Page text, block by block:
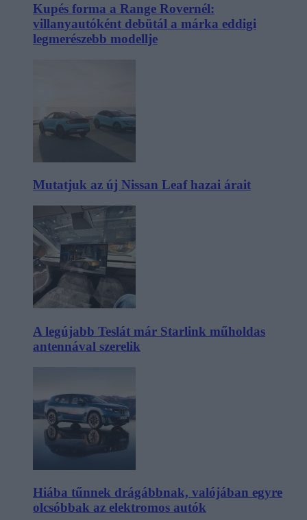
Kupés forma a Range Rovernél:
villanyautóként debütál a márka eddigi
legmerészebb modellje
Mutatjuk az új Nissan Leaf hazai árait
A legújabb Teslát már Starlink műholdas
antennával szerelik
Hiába tűnnek drágábbnak, valójában egyre
olcsóbbak az elektromos autók